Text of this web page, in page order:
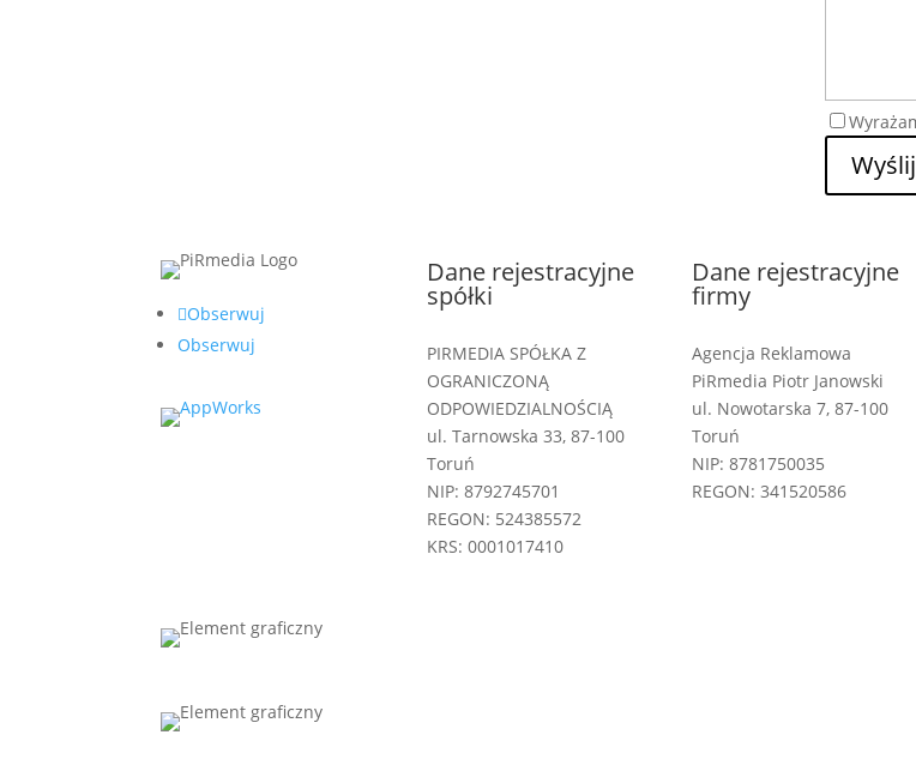
Obserwuj
Obserwuj
Dane rejestracyjne
spółki
PIRMEDIA SPÓŁKA Z
OGRANICZONĄ
ODPOWIEDZIALNOŚCIĄ
ul. Tarnowska 33, 87-100
Toruń
NIP: 8792745701
REGON: 524385572
KRS: 0001017410
Dane rejestracyjne
firmy
Agencja Reklamowa
PiRmedia Piotr Janowski
ul. Nowotarska 7, 87-100
Toruń
NIP: 8781750035
REGON: 341520586